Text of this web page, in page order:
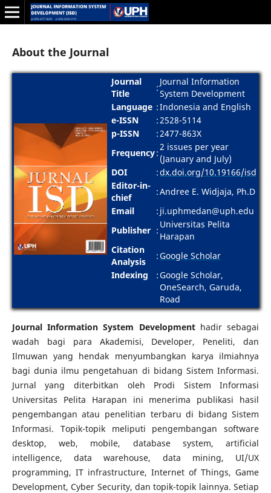
About the Journal
Journal
Title
:
Journal Information
System Development
Language :Indonesia and English
e-ISSN
:2528-5114
p-ISSN
:2477-863X
Frequency:
2 issues per year
(January and July)
DOI
:dx.doi.org/10.19166/isd
Editor-in-
chief
:Andree E. Widjaja, Ph.D
Email
: ji.uphmedan@uph.edu
Publisher :
Universitas Pelita
Harapan
Citation
Analysis
:Google Scholar
Indexing
:Google Scholar,
OneSearch, Garuda,
Road
Journal Information System Development hadir sebagai
wadah bagi para Akademisi, Developer, Peneliti, dan
Ilmuwan yang hendak menyumbangkan karya ilmiahnya
bagi dunia ilmu pengetahuan di bidang Sistem Informasi.
Jurnal yang diterbitkan oleh Prodi Sistem Informasi
Universitas Pelita Harapan ini menerima publikasi hasil
pengembangan atau penelitian terbaru di bidang Sistem
Informasi. Topik-topik meliputi pengembangan software
desktop, web, mobile, database system, artificial
intelligence, data warehouse, data mining, UI/UX
programming, IT infrastructure, Internet of Things, Game
Development, Cyber Security, dan topik-topik lainnya. Setiap